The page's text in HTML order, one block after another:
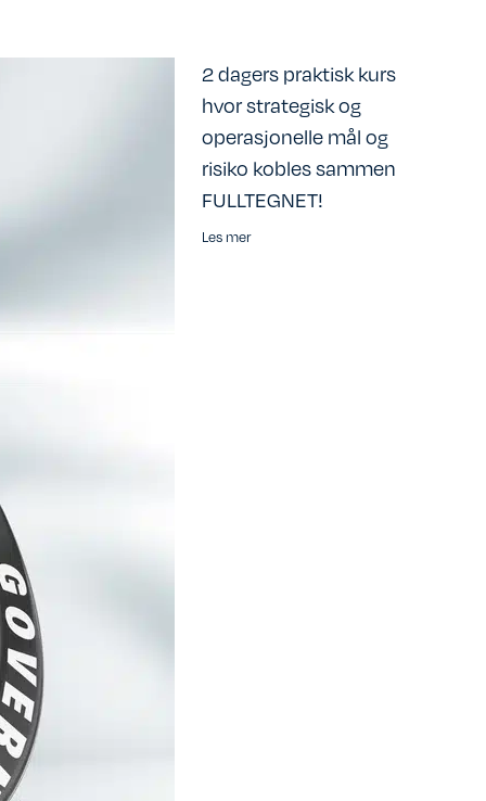
2 dagers praktisk kurs
hvor strategisk og
operasjonelle mål og
risiko kobles sammen
FULLTEGNET!
Les mer